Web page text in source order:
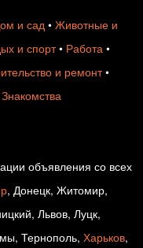
и сад• Животные и
и спорт• Работа •
и ремонт•
Знакомства
объявления со всех
, Донецк, Житомир,
Львов, Луцк,
Тернополь, Харьков,